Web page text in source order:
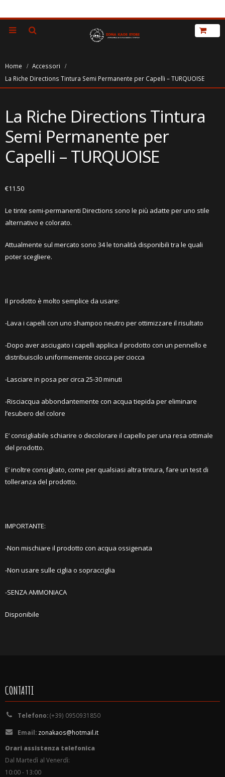
Home
Accessori
La Riche Directions Tintura Semi Permanente per Capelli – TURQUOISE
La Riche Directions Tintura
Semi Permanente per
Capelli – TURQUOISE
€11.50
Le tinte semi-permanenti Directions sono le più adatte per uno stile
alternativo e colorato.
Attualmente sul mercato sono 34 le tonalità disponibili tra le quali
poter scegliere.
Il prodotto è molto semplice da usare:
-Lava i capelli con uno shampoo neutro per ottimizzare il risultato
-Dopo aver asciugato i capelli applica il prodotto con un pennello e
distribuiscilo uniformemente ciocca per ciocca
-Lasciare in posa per circa 25-30 minuti
-Risciacqua abbondantemente con acqua tiepida per eliminare
l’esubero del colore
E’ consigliabile schiarire o decolorare il capello per una resa ottimale
del prodotto.
E’ inoltre consigliato, come per qualsiasi altra tintura, fare un test di
tolleranza del prodotto.
IMPORTANTE:
-Non mischiare il prodotto con acqua ossigenata
-Non usare sulle ciglia o sopracciglia
-SENZA AMMONIACA
Disponibile
CONTATTI
Telefono:(+39) 0950931850
Email: zonakaos@hotmail.it
Orari assistenza telefonica
Dal Martedì al Venerdì:
10:00 - 13:00